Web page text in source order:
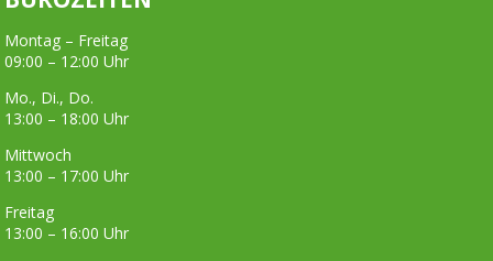
Montag – Freitag
09:00 – 12:00 Uhr
Mo., Di., Do.
13:00 – 18:00 Uhr
Mittwoch
13:00 – 17:00 Uhr
Freitag
13:00 – 16:00 Uhr